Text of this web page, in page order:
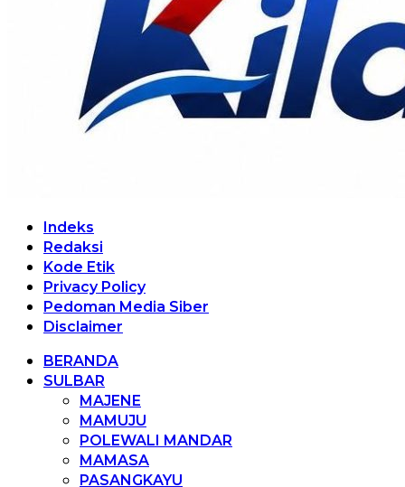
Indeks
Redaksi
Kode Etik
Privacy Policy
Pedoman Media Siber
Disclaimer
BERANDA
SULBAR
MAJENE
MAMUJU
POLEWALI MANDAR
MAMASA
PASANGKAYU